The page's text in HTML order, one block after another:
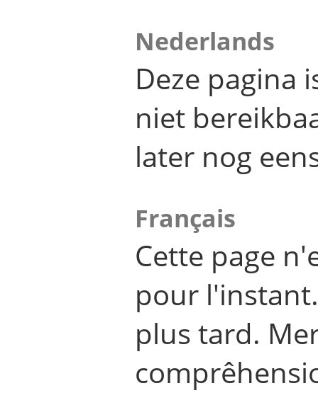
Nederlands
Deze pagina
niet
later nog
Français
Cette page
pour
plus tard.